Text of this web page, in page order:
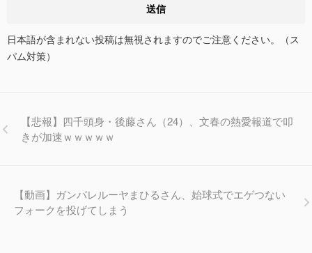
日本語が含まれない投稿は無視されますのでご注意ください。（ス
パム対策）
【悲報】四千頭身・後藤さん（24）、文春の熱愛報道で叩
きが加速ｗｗｗｗｗ
【動画】ガンバレルーヤまひるさん、始球式でエゲつない
フォークを投げてしまう